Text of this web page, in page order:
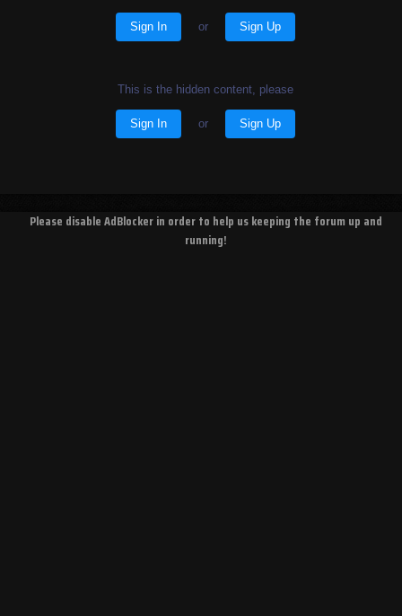
Sign In or Sign Up
This is the hidden content, please
Sign In or Sign Up
Please disable AdBlocker in order to help us keeping the forum up and
running!